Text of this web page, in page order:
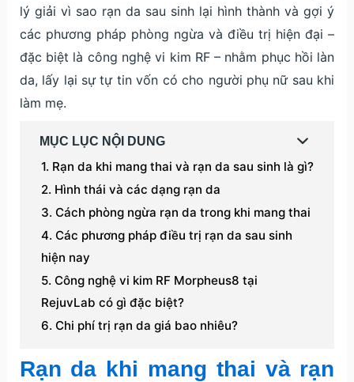
lý giải vì sao rạn da sau sinh lại hình thành và gợi ý
các phương pháp phòng ngừa và điều trị hiện đại –
đặc biệt là công nghệ vi kim RF – nhằm phục hồi làn
da, lấy lại sự tự tin vốn có cho người phụ nữ sau khi
làm mẹ.
MỤC LỤC NỘI DUNG
Rạn da khi mang thai và rạn da sau sinh là gì?
Hình thái và các dạng rạn da
Cách phòng ngừa rạn da trong khi mang thai
Các phương pháp điều trị rạn da sau sinh
hiện nay
Công nghệ vi kim RF Morpheus8 tại
RejuvLab có gì đặc biệt?
Chi phí trị rạn da giá bao nhiêu?
Rạn da khi mang thai và rạn